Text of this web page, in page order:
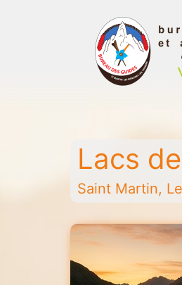
et
accompagnateurs
la
vallée
Belleville
Lacs
Saint Martin,